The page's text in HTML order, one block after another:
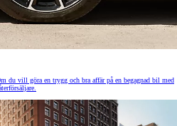
du vill göra en trygg och bra affär på en begagnad bil med